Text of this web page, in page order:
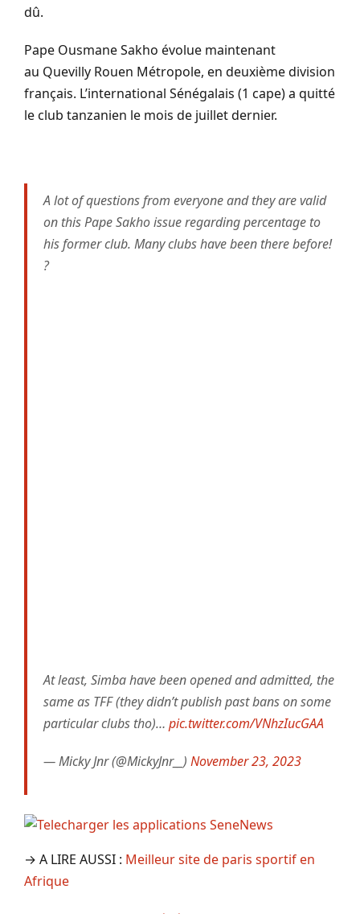
dû.
Pape Ousmane Sakho évolue maintenant
au Quevilly Rouen Métropole, en deuxième division
français. L’international Sénégalais (1 cape)a quitté
le club tanzanien le mois de juillet dernier.
A lot of questions from everyone and they are valid
on this Pape Sakho issue regarding percentage to
his former club. Many clubs have been there before!
?
At least, Simba have been opened and admitted, the
same as TFF (they didn’t publish past bans on some
particular clubs tho)… pic.twitter.com/VNhzIucGAA
— Micky Jnr (@MickyJnr__) November 23, 2023
→ A LIRE AUSSI : Meilleur site de paris sportif en
Afrique